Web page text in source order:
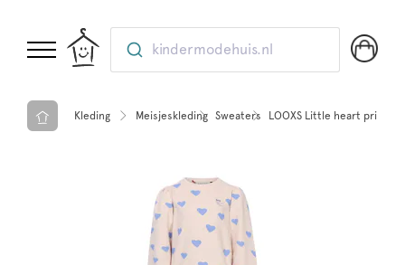
kindermodehuis.nl
Kleding Meisjeskleding Sweaters LOOXS Little heart printed